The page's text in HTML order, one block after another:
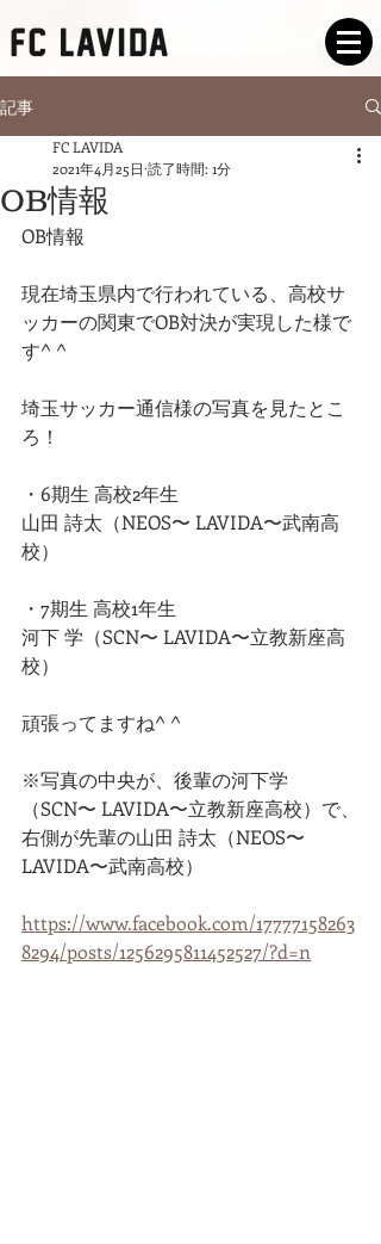
記事
OB情報
FC LAVIDA
2021年4月25日 読了時間: 1分
OB情報
現在埼玉県内で行われている、高校サ
ッカーの関東でOB対決が実現した様で
す^ ^
埼玉サッカー通信様の写真を見たとこ
ろ！
・6期生 高校2年生
山田 詩太（NEOS〜 LAVIDA〜武南高
校）
・7期生 高校1年生
河下 学（SCN〜 LAVIDA〜立教新座高
校）
頑張ってますね^ ^
※写真の中央が、後輩の河下学
（SCN〜 LAVIDA〜立教新座高校）で、
右側が先輩の山田 詩太（NEOS〜
LAVIDA〜武南高校）
https://www.facebook.com/17777158263
8294/posts/1256295811452527/?d=n